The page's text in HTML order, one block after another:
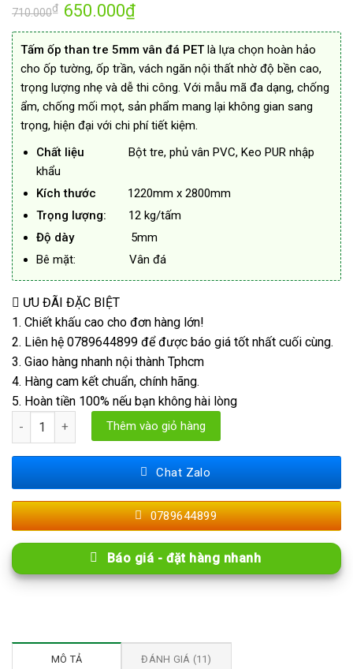
4.91 trên 5
dựa trên
11
đánh giá
710.000₫ Giá
gốc
là:
650.000₫Giá
tại
650.000₫.
Tấm ốp than tre 5mm vân đá PETlà lựa chọn hoàn hảo
cho ốp tường, ốp trần, vách ngăn nội thất nhờ độ bền cao,
trọng lượng nhẹ và dễ thi công. Với mẫu mã đa dạng, chống
ẩm, chống mối mọt, sản phẩm mang lại không gian sang
trọng, hiện đại với chi phí tiết kiệm.
Chất liệu
Bột tre, phủ vân PVC, Keo PUR nhập
khẩu
Kích thước
1220mm x 2800mm
Trọng lượng: 12 kg/tấm
Độ dày
5mm
Bê mặt: Vân đá
ƯU ĐÃI ĐẶC BIỆT
1. Chiết khấu cao cho đơn hàng lớn!
2. Liên hệ 0789644899 để được báo giá tốt nhất cuối cùng.
3. Giao hàng nhanh nội thành Tphcm
4. Hàng cam kết chuẩn, chính hãng.
5. Hoàn tiền 100% nếu bạn không hài lòng
Tấm Ốp Than Tre 5mm Vân Đá PET Cao Cấp Mã D số lượng
Thêm vào giỏ hàng
Chat Zalo
0789644899
Báo giá - đặt hàng nhanh
MÔ TẢ ĐÁNH GIÁ (11)